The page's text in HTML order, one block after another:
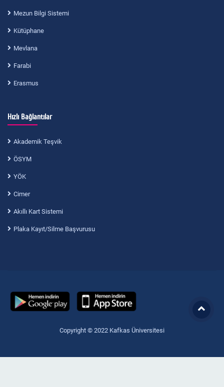
Mezun Bilgi Sistemi
Kütüphane
Mevlana
Farabi
Erasmus
Hızlı Bağlantılar
Akademik Teşvik
ÖSYM
YÖK
Cimer
Akıllı Kart Sistemi
Plaka Kayıt/Silme Başvurusu
Copyright © 2022 Kafkas Üniversitesi